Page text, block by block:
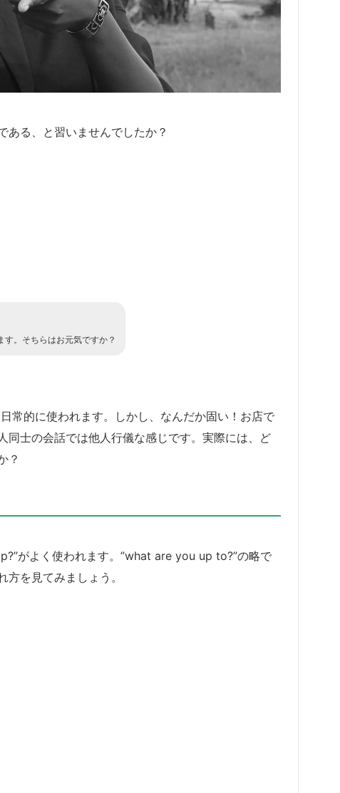
ある、と習いませんでしたか？
。そちらはお元気ですか？
常的に使われます。しかし、なんだか固い！お店で
同士の会話では他人行儀な感じです。実際には、ど
？
がよく使われます。”what are you up to?”の略で
方を見てみましょう。